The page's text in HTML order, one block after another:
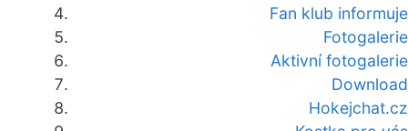
Fan klub informuje
Fotogalerie
Aktivní fotogalerie
Download
Hokejchat.cz